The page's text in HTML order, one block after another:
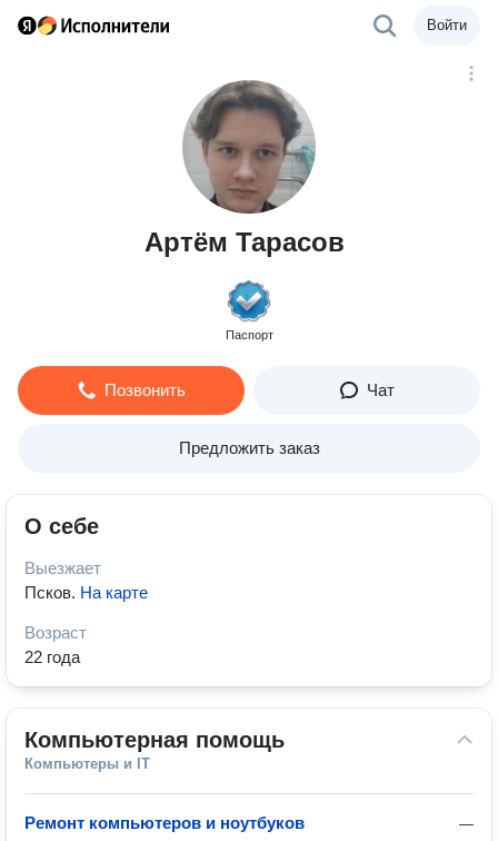
Войти
Артём Тарасов
Паспорт
Позвонить Чат
Предложить заказ
О себе
Выезжает
Псков. На карте
Возраст
22 года
Компьютерная помощь
Компьютеры и IT
—
Ремонт компьютеров и ноутбуков